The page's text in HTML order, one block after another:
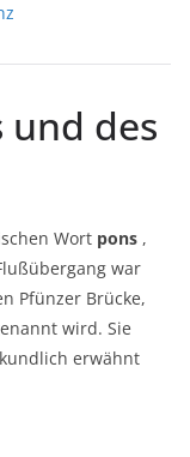
und des
Wort pons ,
war
Pfünzer Brücke,
wird. Sie
erwähnt